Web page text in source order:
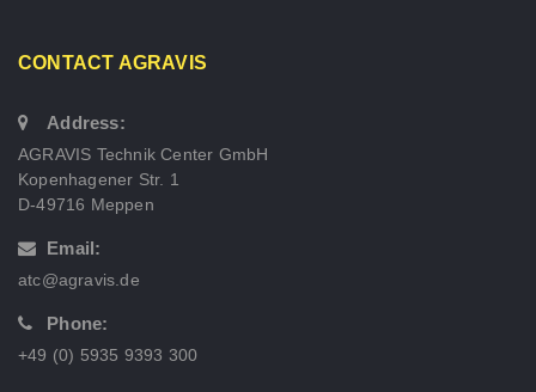
CONTACT AGRAVIS
Address:
AGRAVIS Technik Center GmbH
Kopenhagener Str. 1
D-49716 Meppen
Email:
atc@agravis.de
Phone:
+49 (0) 5935 9393 300